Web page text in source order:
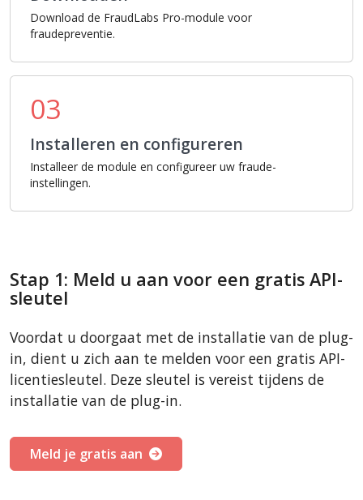
Download de FraudLabs Pro-module voor
fraudepreventie.
03
Installeren en configureren
Installeer de module en configureer uw fraude-
instellingen.
Stap 1: Meld u aan voor een gratis API-
sleutel
Voordat u doorgaat met de installatie van de plug-
in, dient u zich aan te melden voor een gratis API-
licentiesleutel. Deze sleutel is vereist tijdens de
installatie van de plug-in.
Meld je gratis aan